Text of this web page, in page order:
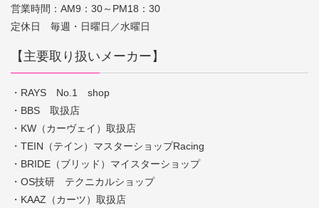
営業時間：AM9：30～PM18：30
定休日 毎週・日曜日／水曜日
【主要取り扱いメーカー】
・RAYS No.1 shop
・BBS 取扱店
・KW（カーヴェイ）取扱店
・TEIN（テイン）マスターショップRacing
・BRIDE（ブリッド）マイスターショップ
・OS技研 テクニカルショップ
・KAAZ（カーツ）取扱店